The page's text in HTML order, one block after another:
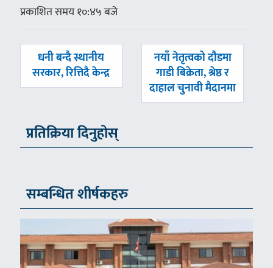
प्रकाशित समय १०:४५ बजे
पछिल्लाे
-
धनी बन्दै स्थानीय
सरकार, रित्तिदै केन्द्र
अघिल्लाे
-
नयाँ नेतृत्वको दौडमा
गाडी बिक्रेता, श्रेष्ठ र
दाहाल चुनावी मैदानमा
प्रतिक्रिया दिनुहोस्
सम्बन्धित शीर्षकहरु